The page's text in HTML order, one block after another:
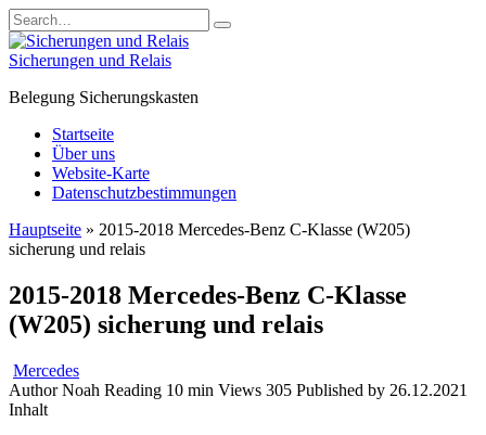
Skip
to
content
Search
for:
Sicherungen und Relais
Belegung Sicherungskasten
Startseite
Über uns
Website-Karte
Datenschutzbestimmungen
Hauptseite » 2015-2018 Mercedes-Benz C-Klasse (W205)
sicherung und relais
2015-2018 Mercedes-Benz C-Klasse
(W205) sicherung und relais
Mercedes
Author Noah Reading 10 min Views 305 Published by 26.12.2021
Inhalt